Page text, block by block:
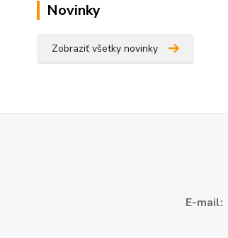
Novinky
Zobraziť všetky novinky
E-mail: